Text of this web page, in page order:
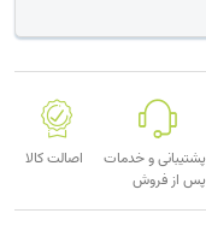
پشتیبانی و خدمات
پس از فروش
اصالت کالا